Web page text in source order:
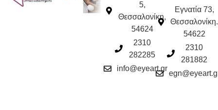
5,
Θεσσαλονίκη,
54624
2310
282285
info@eyeart.gr
Εγνατία 73,
Θεσσαλονίκη.
54622
2310
281882